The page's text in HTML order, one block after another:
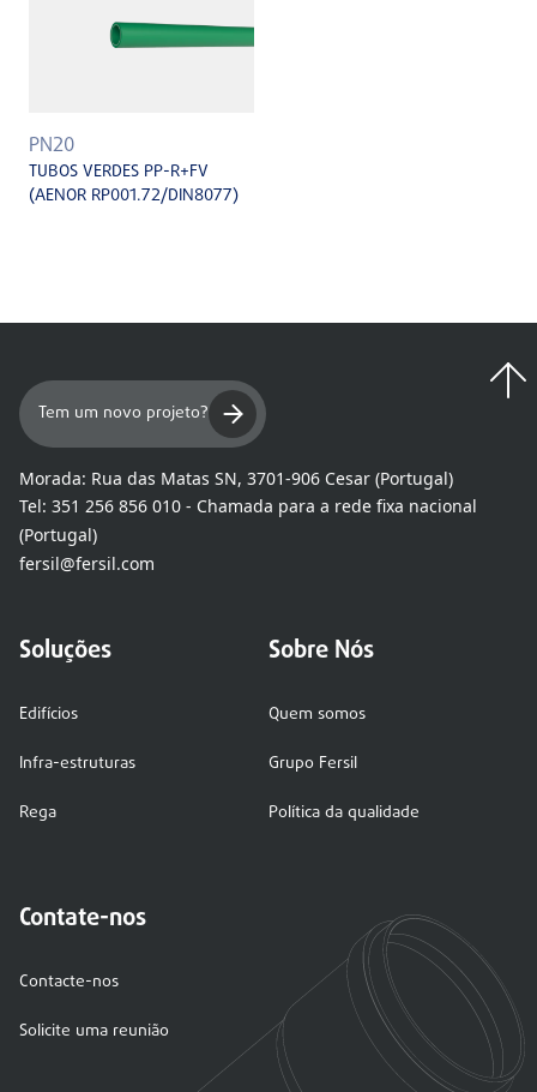
PN20
TUBOS VERDES PP-R+FV
(AENOR RP001.72/DIN8077)
Tem um novo projeto?
Morada: Rua das Matas SN, 3701-906 Cesar (Portugal)
Tel: 351 256 856 010 - Chamada para a rede fixa nacional
(Portugal)
fersil@fersil.com
Soluções
Edifícios
Infra-estruturas
Rega
Sobre Nós
Quem somos
Grupo Fersil
Política da qualidade
Contate-nos
Contacte-nos
Solicite uma reunião